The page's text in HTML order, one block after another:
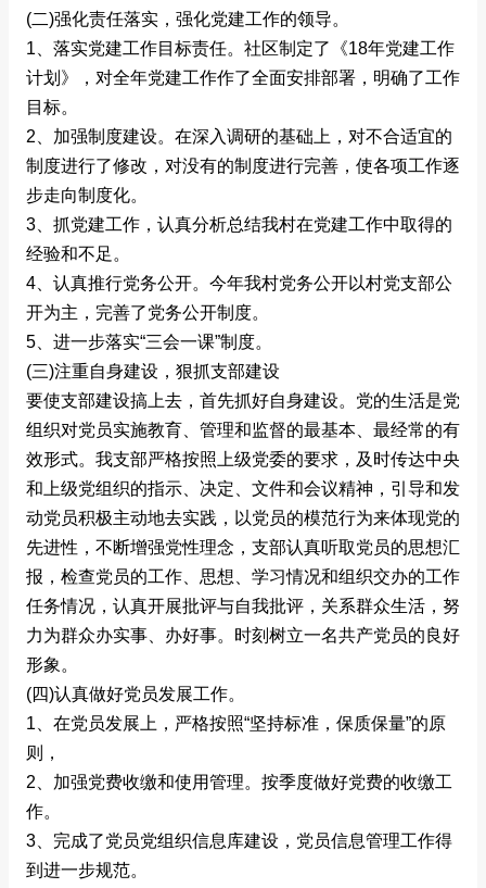
(二)强化责任落实，强化党建工作的领导。
1、落实党建工作目标责任。社区制定了《18年党建工作
计划》，对全年党建工作作了全面安排部署，明确了工作
目标。
2、加强制度建设。在深入调研的基础上，对不合适宜的
制度进行了修改，对没有的制度进行完善，使各项工作逐
步走向制度化。
3、抓党建工作，认真分析总结我村在党建工作中取得的
经验和不足。
4、认真推行党务公开。今年我村党务公开以村党支部公
开为主，完善了党务公开制度。
5、进一步落实“三会一课”制度。
(三)注重自身建设，狠抓支部建设
要使支部建设搞上去，首先抓好自身建设。党的生活是党
组织对党员实施教育、管理和监督的最基本、最经常的有
效形式。我支部严格按照上级党委的要求，及时传达中央
和上级党组织的指示、决定、文件和会议精神，引导和发
动党员积极主动地去实践，以党员的模范行为来体现党的
先进性，不断增强党性理念，支部认真听取党员的思想汇
报，检查党员的工作、思想、学习情况和组织交办的工作
任务情况，认真开展批评与自我批评，关系群众生活，努
力为群众办实事、办好事。时刻树立一名共产党员的良好
形象。
(四)认真做好党员发展工作。
1、在党员发展上，严格按照“坚持标准，保质保量”的原
则，
2、加强党费收缴和使用管理。按季度做好党费的收缴工
作。
3、完成了党员党组织信息库建设，党员信息管理工作得
到进一步规范。